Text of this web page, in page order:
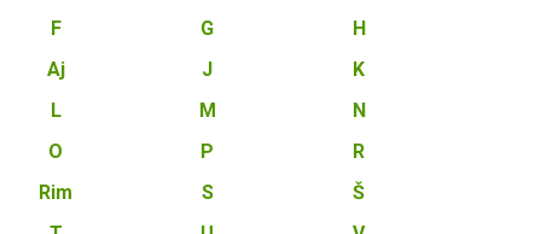
F
G
H
Aj
J
K
L
M
N
O
P
R
Rim
S
Š